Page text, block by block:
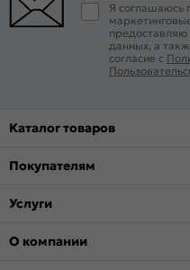
Я соглашаюсь
предоставляю
данных, а
согласие с
Каталог товаров
Покупателям
Услуги
О компании